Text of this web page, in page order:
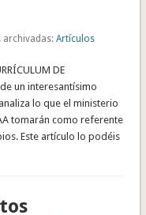
archivadas:Artículos
DE
de un interesantísimo
lo que el ministerio
tomarán como referente
Este artículo lo podéis